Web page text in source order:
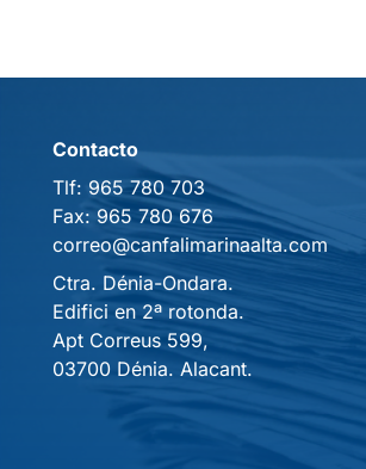
Contacto
Tlf: 965 780 703
Fax: 965 780 676
correo@canfalimarinaalta.com
Ctra. Dénia-Ondara.
Edifici en 2ª rotonda.
Apt Correus 599,
03700 Dénia. Alacant.